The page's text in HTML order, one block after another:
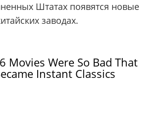
Штатах появятся новые
заводах.
Movies Were So Bad That
Instant Classics